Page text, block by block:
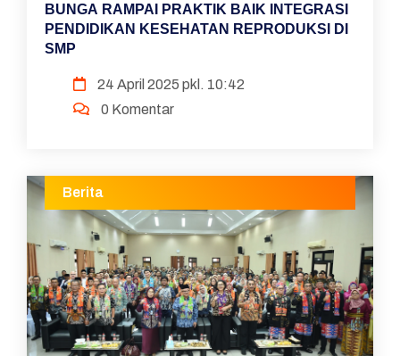
BUNGA RAMPAI PRAKTIK BAIK INTEGRASI
PENDIDIKAN KESEHATAN REPRODUKSI DI
SMP
24 April 2025 pkl. 10:42
0 Komentar
Berita